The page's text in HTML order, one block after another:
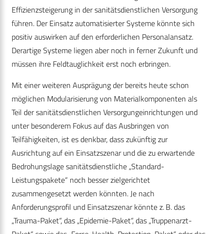
Effizienzsteigerung in der sanitätsdienstlichen Versorgung
führen. Der Einsatz automatisierter Systeme könnte sich
positiv auswirken auf den erforderlichen Personalansatz.
Derartige Systeme liegen aber noch in ferner Zukunft und
müssen ihre Feldtauglichkeit erst noch erbringen.
Mit einer weiteren Ausprägung der bereits heute schon
möglichen Modularisierung von Materialkomponenten als
Teil der sanitätsdienstlichen Versorgungeinrichtungen und
unter besonderem Fokus auf das Ausbringen von
Teilfähigkeiten, ist es denkbar, dass zukünftig zur
Ausrichtung auf ein Einsatzszenar und die zu erwartende
Bedrohungslage sanitätsdienstliche „Standard-
Leistungspakete“ noch besser zielgerichtet
zusammengesetzt werden könnten. Je nach
Anforderungsprofil und Einsatzszenar könnte z. B. das
„Trauma-Paket“, das „Epidemie-Paket“, das „Truppenarzt-